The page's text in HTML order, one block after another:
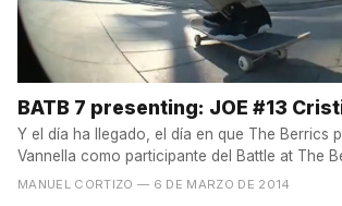
BATB 7 presenting: JOE #13
Y el día ha llegado, el día en que The Berrics
Vannella como participante del Battle at The
MANUEL CORTIZO — 6 DE MARZO DE 2014